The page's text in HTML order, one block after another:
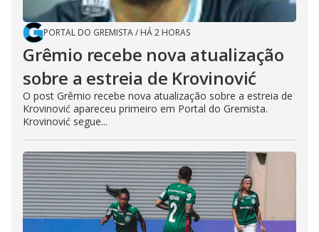
PORTAL DO GREMISTA/ HÁ 2 HORAS
Grêmio recebe nova atualização
sobre a estreia de Krovinović
O post Grêmio recebe nova atualização sobre a estreia de
Krovinović apareceu primeiro em Portal do Gremista.
Krovinović segue...